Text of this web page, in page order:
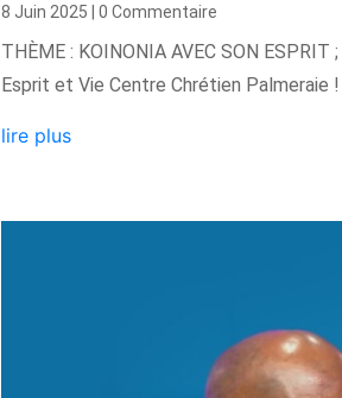
8 Juin 2025 | 0 Commentaire
THÈME : KOINONIA AVEC SON
Esprit et Vie Centre Chrétien Palmeraie
lire plus